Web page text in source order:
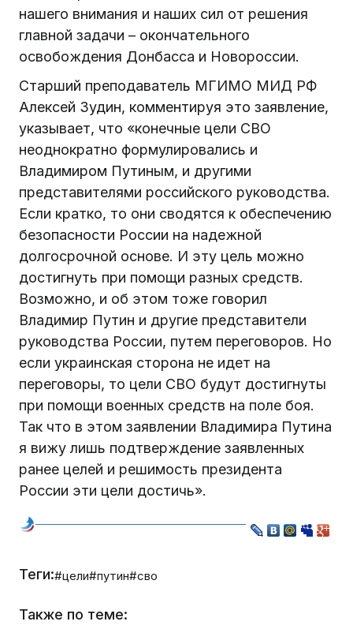
нашего внимания и наших сил от решения
главной задачи – окончательного
освобождения Донбасса и Новороссии.
Старший преподаватель МГИМО МИД РФ
Алексей Зудин, комментируя это заявление,
указывает, что «конечные цели СВО
неоднократно формулировались и
Владимиром Путиным, и другими
представителями российского руководства.
Если кратко, то они сводятся к обеспечению
безопасности России на надежной
долгосрочной основе. И эту цель можно
достигнуть при помощи разных средств.
Возможно, и об этом тоже говорил
Владимир Путин и другие представители
руководства России, путем переговоров. Но
если украинская сторона не идет на
переговоры, то цели СВО будут достигнуты
при помощи военных средств на поле боя.
Так что в этом заявлении Владимира Путина
я вижу лишь подтверждение заявленных
ранее целей и решимость президента
России эти цели достичь».
Теги:#цели#путин#сво
Также по теме: